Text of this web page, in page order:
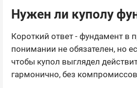
Нужен ли куполу
Короткий ответ - фундамент в
понимании не обязателен, но
чтобы купол выглядел
гармонично, без компромиссов